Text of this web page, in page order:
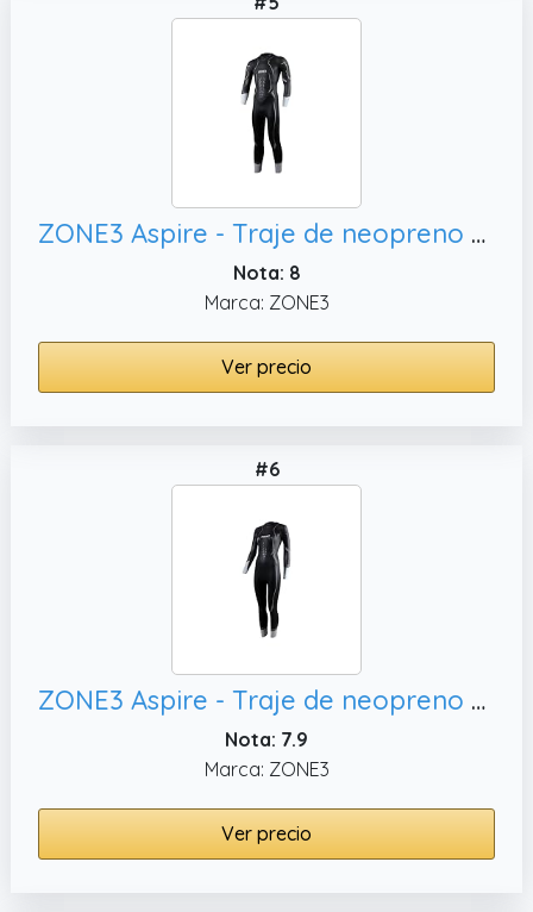
ZONE3 Aspire - Traje de neopreno para hombre, traje de natación en aguas abiertas
Nota: 8
Marca: ZONE3
Ver precio
#6
ZONE3 Aspire - Traje de neopreno para mujer en B-Prene, traje de triatlón de manga completa para natación en aguas abiertas
Nota: 7.9
Marca: ZONE3
Ver precio